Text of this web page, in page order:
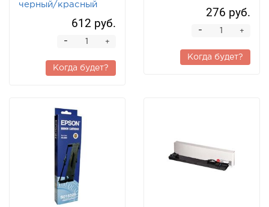
черный/красный
612 руб.
+
-
Когда будет?
276 руб.
+
-
Когда будет?